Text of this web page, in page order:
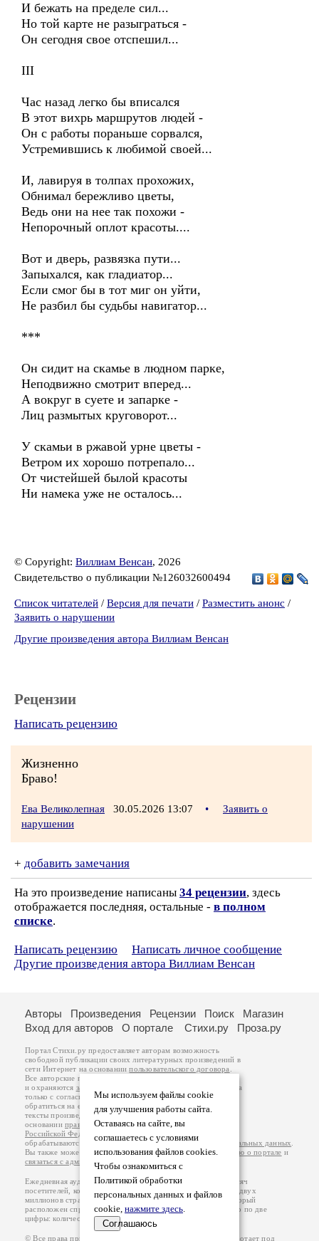
И бежать на пределе сил...
Но той карте не разыграться -
Он сегодня свое отспешил...
III
Час назад легко бы вписался
В этот вихрь маршрутов людей -
Он с работы пораньше сорвался,
Устремившись к любимой своей...
И, лавируя в толпах прохожих,
Обнимал бережливо цветы,
Ведь они на нее так похожи -
Непорочный оплот красоты....
Вот и дверь, развязка пути...
Запыхался, как гладиатор...
Если смог бы в тот миг он уйти,
Не разбил бы судьбы навигатор...
***
Он сидит на скамье в людном парке,
Неподвижно смотрит вперед...
А вокруг в суете и запарке -
Лиц размытых круговорот...
У скамьи в ржавой урне цветы -
Ветром их хорошо потрепало...
От чистейшей былой красоты
Ни намека уже не осталось...
© Copyright: Виллиам Венсан, 2026
Свидетельство о публикации №126032600494
Список читателей / Версия для печати / Разместить анонс /
Заявить о нарушении
Другие произведения автора Виллиам Венсан
Рецензии
Написать рецензию
Жизненно
Браво!
Ева Великолепная 30.05.2026 13:07 •
Заявить о
нарушении
+ добавить замечания
На это произведение написаны 34 рецензии, здесь
отображается последняя, остальные - в полном
списке.
Написать рецензию
Написать личное сообщение
Другие произведения автора Виллиам Венсан
Мы используем файлы cookie
для улучшения работы сайта.
Оставаясь на сайте, вы
соглашаетесь с условиями
использования файлов cookies.
Чтобы ознакомиться с
Политикой обработки
персональных данных и файлов
cookie, нажмите здесь.
Соглашаюсь
Авторы Произведения Рецензии Поиск
Магазин
Вход для авторов
О портале Стихи.ру Проза.ру
Портал Стихи.ру предоставляет авторам возможность
свободной публикации своих литературных произведений в
сети Интернет на основаниипользовательского договора
Все авторские права на произведения принадлежат авторам
и охраняются законом
. Перепечатка произведений возможна
только с согласия его автора, к которому вы можете
обратиться на его авторской странице. Ответственность за
тексты произведений авторы несут самостоятельно на
основанииправил публикацииизаконодательства
Российской Федерации
обрабатываются на основанииПолитики обработки персональных данных
Вы также можете посмотреть более подробнуюинформацию о портале и
связаться с администрацией
Ежедневная аудитория портала Стихи.ру – порядка 200 тысяч
посетителей, которые в общей сумме просматривают более двух
миллионов страниц по данным счетчика посещаемости, который
расположен справа от этого текста. В каждой графе указано по две
цифры: количество просмотров и количество посетителей.
© Все права принадлежат авторам, 2000-2026. Портал работает под